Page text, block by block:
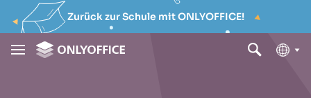
Zurück zur Schule mit ONLYOFFICE!